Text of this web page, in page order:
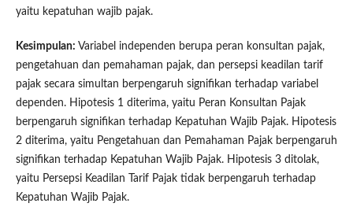
yaitu kepatuhan wajib pajak.
Kesimpulan: Variabel independen berupa peran konsultan pajak,
pengetahuan dan pemahaman pajak, dan persepsi keadilan tarif
pajak secara simultan berpengaruh signifikan terhadap variabel
dependen. Hipotesis 1 diterima, yaitu Peran Konsultan Pajak
berpengaruh signifikan terhadap Kepatuhan Wajib Pajak. Hipotesis
2 diterima, yaitu Pengetahuan dan Pemahaman Pajak berpengaruh
signifikan terhadap Kepatuhan Wajib Pajak. Hipotesis 3 ditolak,
yaitu Persepsi Keadilan Tarif Pajak tidak berpengaruh terhadap
Kepatuhan Wajib Pajak.